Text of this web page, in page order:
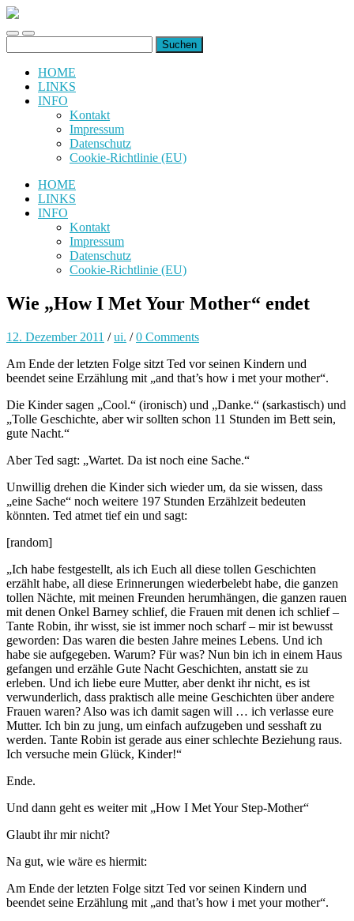
uiuiuiuiuiuiui.de
Toggle
mobile
Toggle
search
nach:
HOME
LINKS
INFO
Kontakt
Impressum
Datenschutz
Cookie-Richtlinie (EU)
HOME
LINKS
INFO
Kontakt
Impressum
Datenschutz
Cookie-Richtlinie (EU)
Wie „How I Met Your Mother“ endet
12. Dezember 2011 /ui. /0 Comments
Am Ende der letzten Folge sitzt Ted vor seinen Kindern und
beendet seine Erzählung mit „and that’s how i met your mother“.
Die Kinder sagen „Cool.“ (ironisch) und „Danke.“ (sarkastisch) und
„Tolle Geschichte, aber wir sollten schon 11 Stunden im Bett sein,
gute Nacht.“
Aber Ted sagt: „Wartet. Da ist noch eine Sache.“
Unwillig drehen die Kinder sich wieder um, da sie wissen, dass
„eine Sache“ noch weitere 197 Stunden Erzählzeit bedeuten
könnten. Ted atmet tief ein und sagt:
[random]
„Ich habe festgestellt, als ich Euch all diese tollen Geschichten
erzählt habe, all diese Erinnerungen wiederbelebt habe, die ganzen
tollen Nächte, mit meinen Freunden herumhängen, die ganzen rauen
mit denen Onkel Barney schlief, die Frauen mit denen ich schlief –
Tante Robin, ihr wisst, sie ist immer noch scharf – mir ist bewusst
geworden: Das waren die besten Jahre meines Lebens. Und ich
habe sie aufgegeben. Warum? Für was? Nun bin ich in einem Haus
gefangen und erzähle Gute Nacht Geschichten, anstatt sie zu
erleben. Und ich liebe eure Mutter, aber denkt ihr nicht, es ist
verwunderlich, dass praktisch alle meine Geschichten über andere
Frauen waren? Also was ich damit sagen will … ich verlasse eure
Mutter. Ich bin zu jung, um einfach aufzugeben und sesshaft zu
werden. Tante Robin ist gerade aus einer schlechte Beziehung raus.
Ich versuche mein Glück, Kinder!“
Ende.
Und dann geht es weiter mit „How I Met Your Step-Mother“
Glaubt ihr mir nicht?
Na gut, wie wäre es hiermit:
Am Ende der letzten Folge sitzt Ted vor seinen Kindern und
beendet seine Erzählung mit „and that’s how i met your mother“.